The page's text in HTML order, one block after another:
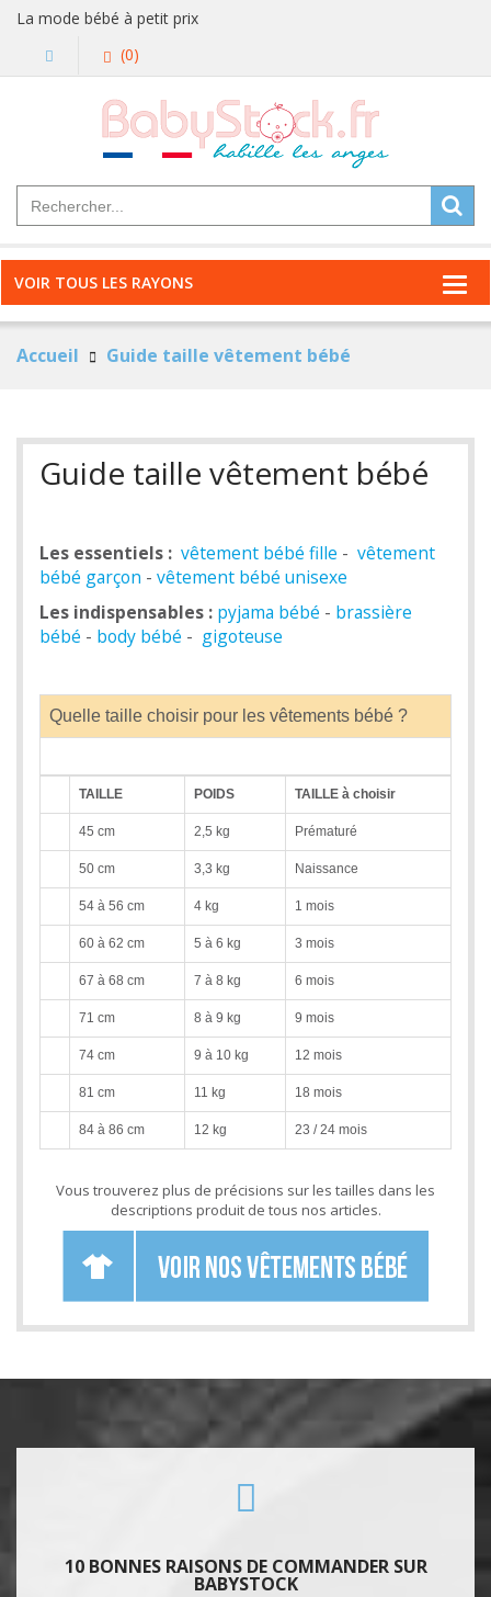
La mode bébé à petit prix
(0)
VOIR TOUS LES RAYONS
Accueil Guide taille vêtement bébé
Guide taille vêtement bébé
Les essentiels : vêtement bébé fille - vêtement
bébé garçon - vêtement bébé unisexe
Les indispensables : pyjama bébé - brassière
bébé - body bébé - gigoteuse
Quelle taille choisir pour les vêtements bébé ?
TAILLE POIDS TAILLE à choisir
45 cm 2,5 kg Prématuré
50 cm 3,3 kg Naissance
54 à 56 cm 4 kg 1 mois
60 à 62 cm 5 à 6 kg 3 mois
67 à 68 cm 7 à 8 kg 6 mois
71 cm 8 à 9 kg 9 mois
74 cm 9 à 10 kg 12 mois
81 cm 11 kg 18 mois
84 à 86 cm 12 kg 23 / 24 mois
Vous trouverez plus de précisions sur les tailles dans les
descriptions produit de tous nos articles.
10 BONNES RAISONS DE COMMANDER SUR
BABYSTOCK